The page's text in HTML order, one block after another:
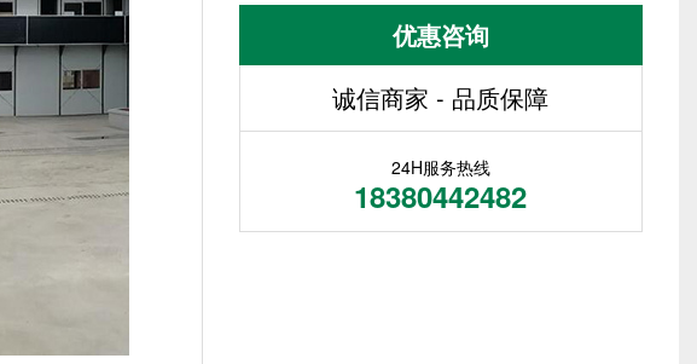
优惠咨询
诚信商家 - 品质保障
24H服务热线
18380442482